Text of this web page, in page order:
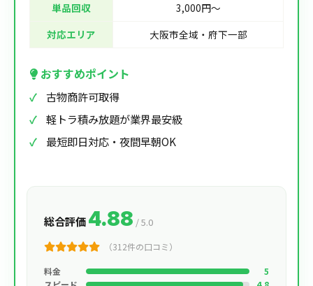
単品回収
3,000円〜
対応エリア
大阪市全域・府下一部
おすすめポイント
古物商許可取得
軽トラ積み放題が業界最安級
最短即日対応・夜間早朝OK
総合評価4.88 / 5.0
（312件の口コミ）
料金
5